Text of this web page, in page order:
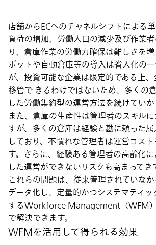
店舗からECへのチャネルシフトによる
負荷の増加、労働人口の減少及び作業
り、倉庫作業の労働力確保は難しさを
ボットや自動倉庫等の導入は省人化の
が、投資可能な企業は限定的である上
移管で きるわけではないため、多くの
した労働集約型の運営方法を続けていか
また、倉庫の生産性は管理者のスキル
すが、多くの倉庫は経験と勘に頼った
しており、不慣れな管理者は運営コス
す。さらに、経験ある管理者の高齢化
した運営ができないリスクも高まってき
これらの問題は、従来管理されていな
データ化し、定量的かつシステマティ
するWorkforce Management（WFM
で解決できます。
WFMを活用して得られる効果